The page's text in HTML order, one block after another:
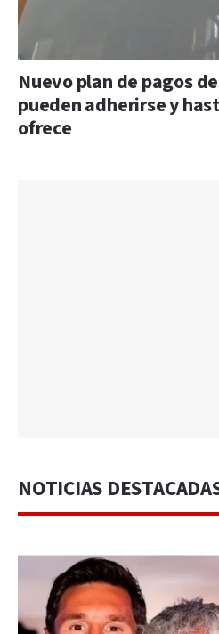
Nuevo plan de pagos
pueden adherirse y
ofrece
NOTICIAS